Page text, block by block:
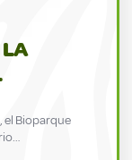
el Bioparque